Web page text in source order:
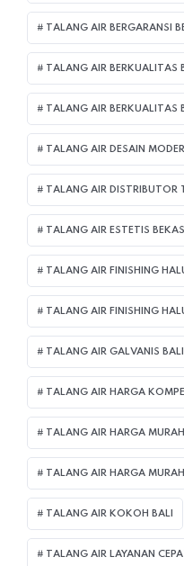
TALANG AIR BERGARANSI
TALANG AIR BERKUALITAS
TALANG AIR BERKUALITAS
TALANG AIR DESAIN
TALANG AIR DISTRIBUTOR
TALANG AIR ESTETIS BEKASI
TALANG AIR FINISHING
TALANG AIR FINISHING
TALANG AIR GALVANIS BALI
TALANG AIR HARGA
TALANG AIR HARGA
TALANG AIR HARGA MURAH
TALANG AIR KOKOH BALI
TALANG AIR LAYANAN